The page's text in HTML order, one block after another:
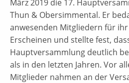
März 2019 die 17.
Thun & Obersimmental. Er
anwesenden Mitgliedern für
Erscheinen und stellte fest,
Hauptversammlung deutlich
als in den letzten Jahren. Vor
Mitglieder nahmen an der